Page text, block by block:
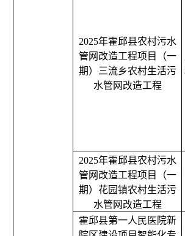
2025年霍邱县农村污水
管网改造工程项目（一
期）三流乡农村生活污
水管网改造工程
2025年霍邱县农村污水
管网改造工程项目（一
期）花园镇农村生活污
水管网改造工程
霍邱县第一人民医院新